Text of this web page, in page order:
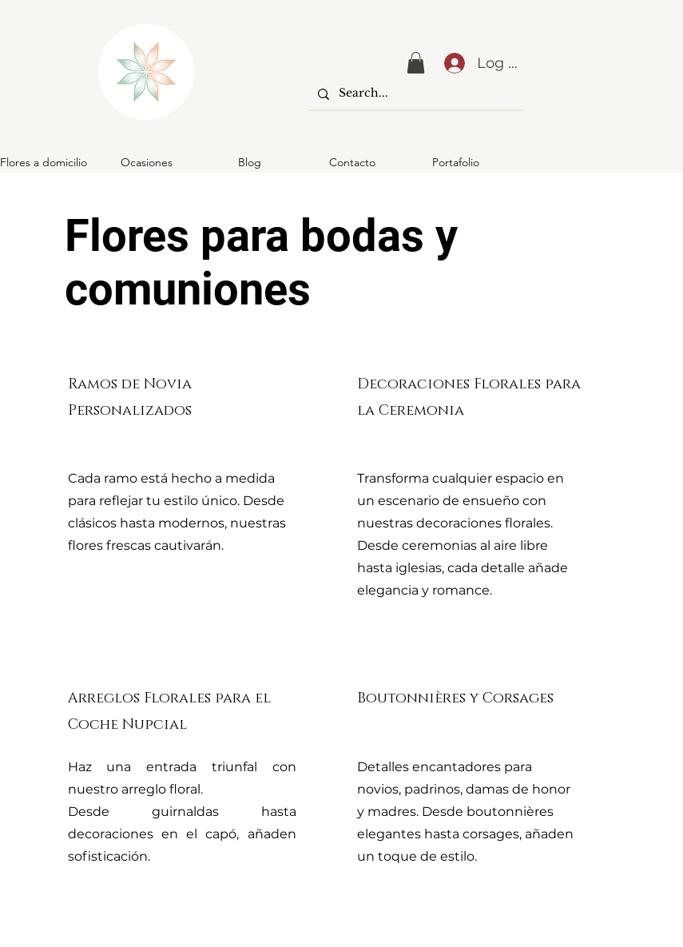
Log In
Flores a domicilio Ocasiones Blog Contacto Portafolio
Flores para bodas y
comuniones
Ramos de Novia
Personalizados
Cada ramo está hecho a medida
para reflejar tu estilo único. Desde
clásicos hasta modernos, nuestras
flores frescas cautivarán.
Decoraciones Florales para
la Ceremonia
Transforma cualquier espacio en
un escenario de ensueño con
nuestras decoraciones florales.
Desde ceremonias al aire libre
hasta iglesias, cada detalle añade
elegancia y romance.
Arreglos Florales para el
Coche Nupcial
Haz una entrada triunfal con
nuestro arreglo floral.
Desde guirnaldas hasta
decoraciones en el capó, añaden
sofisticación.
Boutonnières y Corsages
Detalles encantadores para
novios, padrinos, damas de honor
y madres. Desde boutonnières
elegantes hasta corsages, añaden
un toque de estilo.